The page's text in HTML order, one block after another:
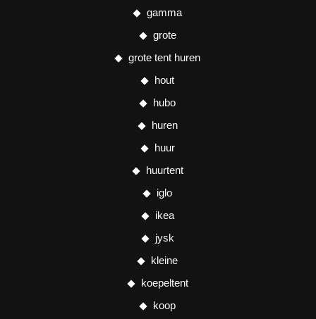
gamma
grote
grote tent huren
hout
hubo
huren
huur
huurtent
iglo
ikea
jysk
kleine
koepeltent
koop